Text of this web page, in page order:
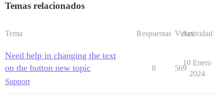
Temas relacionados
Tema Respuestas Vistas
Actividad
Need help in changing the text
on the button new topic
Support
8 569
10 Enero
2024